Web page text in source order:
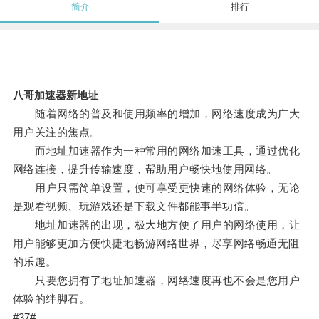
简介 排行
八哥加速器新地址
随着网络的普及和使用频率的增加，网络速度成为广大
用户关注的焦点。
而地址加速器作为一种常用的网络加速工具，通过优化
网络连接，提升传输速度，帮助用户畅快地使用网络。
用户只需简单设置，便可享受更快速的网络体验，无论
是观看视频、玩游戏还是下载文件都能事半功倍。
地址加速器的出现，极大地方便了用户的网络使用，让
用户能够更加方便快捷地畅游网络世界，尽享网络畅通无阻
的乐趣。
只要您拥有了地址加速器，网络速度再也不会是您用户
体验的绊脚石。